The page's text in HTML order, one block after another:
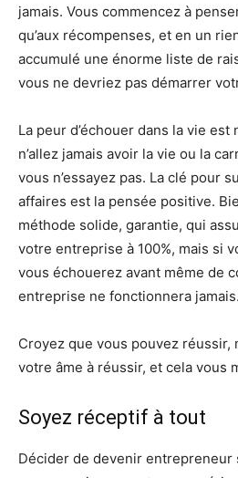
jamais. Vous commencez à
qu’aux récompenses, et en un
accumulé une énorme liste de
vous ne devriez pas démarrer
La peur d’échouer dans la vie
n’allez jamais avoir la vie ou la
vous n’essayez pas. La clé pour
affaires est la pensée positive.
méthode solide, garantie, qui
votre entreprise à 100%, mais si
vous échouerez avant même de
entreprise ne fonctionnera jamais.
Croyez que vous pouvez
votre âme à réussir, et cela vous
Soyez réceptif à tout
Décider de devenir entrepreneur